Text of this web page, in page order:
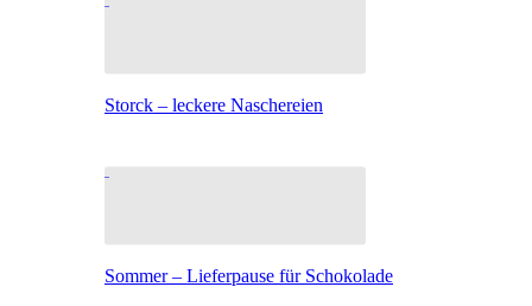
Storck – leckere Naschereien
Sommer – Lieferpause für Schokolade